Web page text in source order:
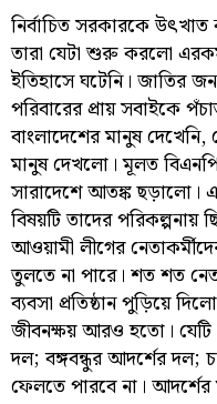
নির্বাচিত সরকারকে
তারা যেটা শুরু করলো
ইতিহাসে ঘটেনি। জাতির
পরিবারের প্রায় সবাইকে
বাংলাদেশের মানুষ
মানুষ দেখলো। মূলত
সারাদেশে আতঙ্ক ছড়ালো।
বিষয়টি তাদের
আওয়ামী লীগের
তুলতে না পারে। শত শত
ব্যবসা প্রতিষ্ঠান পুড়িয়ে
জীবনক্ষয় আরও হতো।
দল; বঙ্গবন্ধুর আদর্শের দল;
ফেলতে পারবে না। আদর্শের